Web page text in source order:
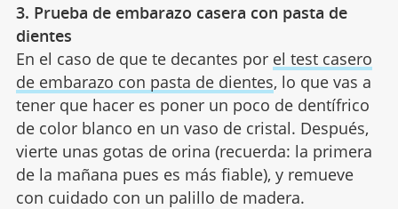
3. Prueba de embarazo casera con pasta de
dientes
En el caso de que te decantes por el test casero
de embarazo con pasta de dientes, lo que vas a
tener que hacer es poner un poco de dentífrico
de color blanco en un vaso de cristal. Después,
vierte unas gotas de orina (recuerda: la primera
de la mañana pues es más fiable), y remueve
con cuidado con un palillo de madera.